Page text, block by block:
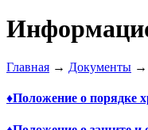
Главная → Документы →
♦Положение о порядке